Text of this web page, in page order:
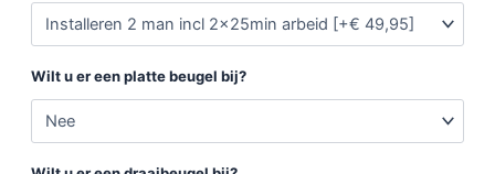
Wilt u er een platte beugel bij?